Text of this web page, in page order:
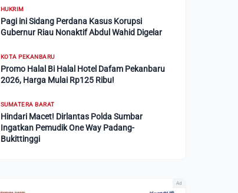
HUKRIM
Pagi ini Sidang Perdana Kasus Korupsi
Gubernur Riau Nonaktif Abdul Wahid Digelar
KOTA PEKANBARU
Promo Halal Bi Halal Hotel Dafam Pekanbaru
2026, Harga Mulai Rp125 Ribu!
SUMATERA BARAT
Hindari Macet! Dirlantas Polda Sumbar
Ingatkan Pemudik One Way Padang-
Bukittinggi
Ad